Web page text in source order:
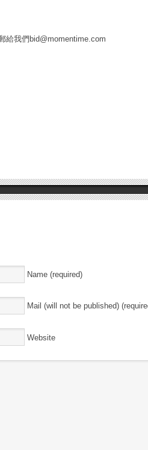
給我們bid@momentime.com
Name (required)
Mail (will not be published)
Website